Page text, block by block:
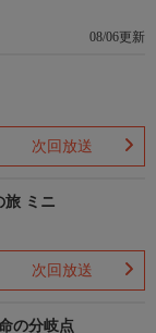
08/06更新
次回放送
旅 ミニ
次回放送
の分岐点